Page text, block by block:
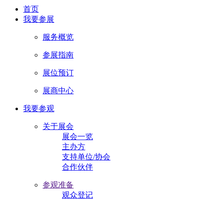
首页
我要参展
服务概览
参展指南
展位预订
展商中心
我要参观
关于展会
展会一览
主办方
支持单位/协会
合作伙伴
参观准备
观众登记